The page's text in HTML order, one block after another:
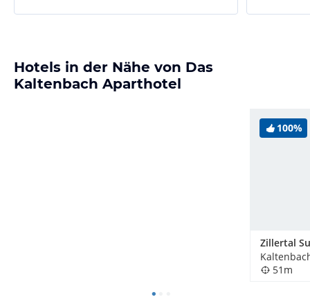
Hotels in der Nähe von Das
Kaltenbach Aparthotel
100%
Zillertal
51m